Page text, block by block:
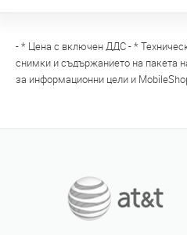
- * Цена с включен ДДС - *
снимки и съдържанието на пакета
за информационни цели и